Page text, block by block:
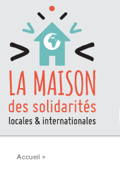
Accueil >